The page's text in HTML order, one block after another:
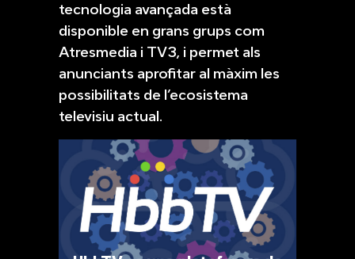
tecnologia avançada està
disponible en grans grups com
Atresmedia i TV3, i permet als
anunciants aprofitar al màxim les
possibilitats de l’ecosistema
televisiu actual.